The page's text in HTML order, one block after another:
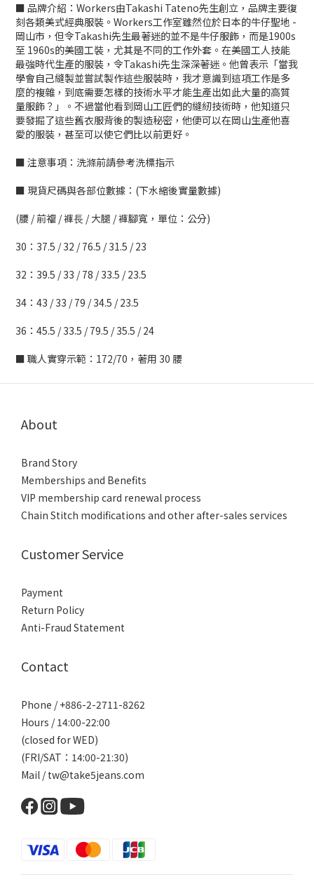
■ 品牌介紹：Workers由Takashi Tateno先生創立，品牌主要復
刻各類美式經典服裝。Workers工作室雖然位於日本的牛仔聖地 -
岡山市，但令Takashi先生最著迷的並不是牛仔服飾，而是1900s
至 1960s的美國工裝，尤其是不同的工作外套。在美國工人技能
最強時代生產的服裝，令Takashi先生深深著迷。他曾表示「當我
學會自己縫製並嘗試製作這些服裝時，我才意識到這項工作是多
麼的複雜，到底需要怎樣的技術水平才能生產出如此大量的高質
量服飾？」。不過當他看到岡山工匠們的縫紉技術時，他知道只
要發掘了這些舊衣服背後的製造秘密，他便可以在岡山生產他喜
愛的服裝，甚至可以使它們比以前更好。
■ 注意事項：洗滌前請參考洗標指示
■ 現貨尺碼與各部位數據：(下水縮後實量數據)
(腰 / 前襠 / 褲⻑ / 大腿 / 褲腳寬，單位：公分)
30：37.5 / 32 / 76.5 / 31.5 / 23
32：39.5 / 33 / 78 / 33.5 / 23.5
34：43 / 33 / 79 / 34.5 / 23.5
36：45.5 / 33.5 / 79.5 / 35.5 / 24
■ 職人實穿示範：172/70，著用 30 腰
About
Brand Story
Memberships and Benefits
VIP membership card renewal process
Chain Stitch modifications and other after-sales services
Customer Service
Payment
Return Policy
Anti-Fraud Statement
Contact
Phone / +886-2-2711-8262
Hours / 14:00-22:00
(closed for WED)
(FRI/SAT：14:00-21:30)
Mail / tw@take5jeans.com